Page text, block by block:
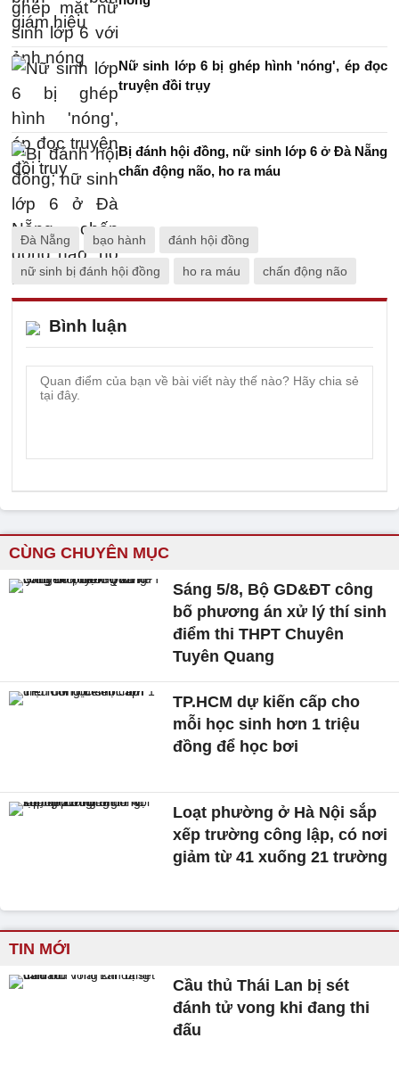
Nữ sinh lớp 6 bị ghép hình 'nóng', ép đọc
truyện đồi trụy
Bị đánh hội đồng, nữ sinh lớp 6 ở Đà Nẵng
chấn động não, ho ra máu
Đà Nẵng bạo hành đánh hội đồng
nữ sinh bị đánh hội đồng ho ra máu chấn động não
Bình luận
CÙNG CHUYÊN MỤC
Sáng 5/8, Bộ GD&ĐT công
bố phương án xử lý thí sinh
điểm thi THPT Chuyên
Tuyên Quang
TP.HCM dự kiến cấp cho
mỗi học sinh hơn 1 triệu
đồng để học bơi
Loạt phường ở Hà Nội sắp
xếp trường công lập, có nơi
giảm từ 41 xuống 21 trường
TIN MỚI
Cầu thủ Thái Lan bị sét
đánh tử vong khi đang thi
đấu